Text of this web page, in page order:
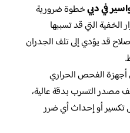
في دبيخطوة ضرورية
الخفية التي قد تسببها
قد يؤدي إلى تلف الجدران
الفحص الحراري
مصدر التسرب بدقة عالية،
تكسير أو إحداث أي ضرر